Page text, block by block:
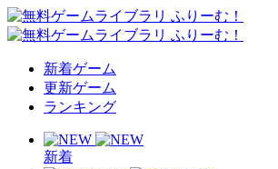
新着ゲーム
更新ゲーム
ランキング
新着